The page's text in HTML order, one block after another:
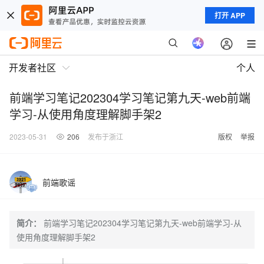
打开 APP
开发者社区 个人
前端学习笔记202304学习笔记第九天-web前端
学习-从使用角度理解脚手架2
2023-05-31 206 发布于浙江 版权 举报
前端歌谣
简介：
前端学习笔记202304学习笔记第九天-web前端学习-从
使用角度理解脚手架2